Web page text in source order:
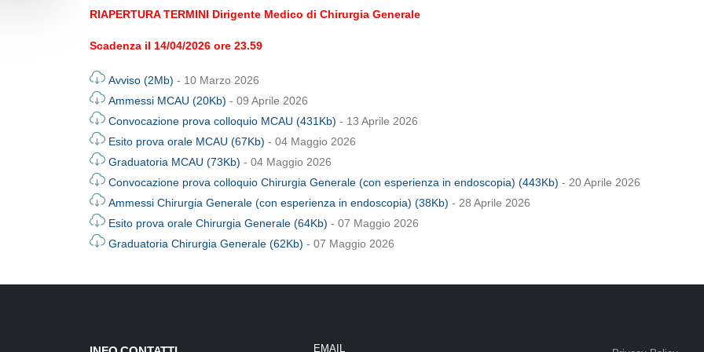
RIAPERTURA TERMINI Dirigente Medico di Chirurgia Generale
Scadenza il 14/04/2026 ore 23.59
Avviso (2Mb) - 10 Marzo 2026
Ammessi MCAU (20Kb) - 09 Aprile 2026
Convocazione prova colloquio MCAU (431Kb) - 13 Aprile 2026
Esito prova orale MCAU (67Kb) - 04 Maggio 2026
Graduatoria MCAU (73Kb) - 04 Maggio 2026
Convocazione prova colloquio Chirurgia Generale (con esperienza in endoscopia) (443Kb) - 20 Aprile 2026
Ammessi Chirurgia Generale (con esperienza in endoscopia) (38Kb) - 28 Aprile 2026
Esito prova orale Chirurgia Generale (64Kb) - 07 Maggio 2026
Graduatoria Chirurgia Generale (62Kb) - 07 Maggio 2026
EMAIL